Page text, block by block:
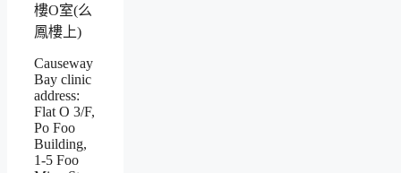
樓O室(么
鳳樓上)
Causeway
Bay clinic
address:
Flat O 3/F,
Po Foo
Building,
1-5 Foo